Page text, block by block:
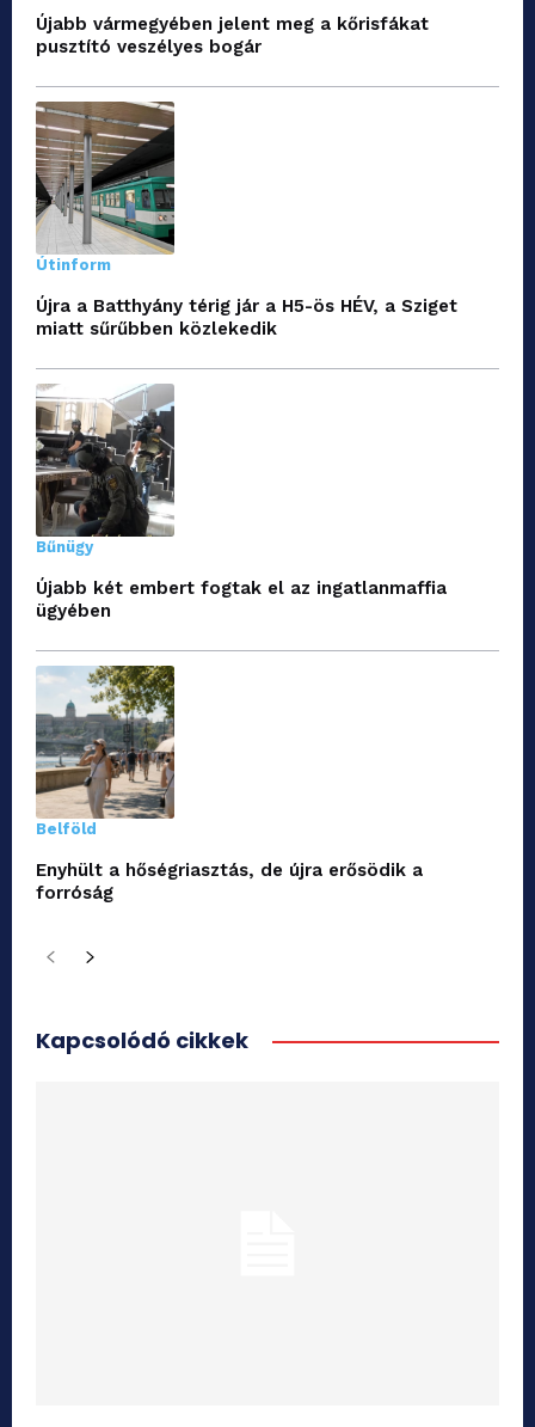
Újabb vármegyében jelent meg a kőrisfákat
pusztító veszélyes bogár
Útinform
Újra a Batthyány térig jár a H5-ös HÉV, a Sziget
miatt sűrűbben közlekedik
Bűnügy
Újabb két embert fogtak el az ingatlanmaffia
ügyében
Belföld
Enyhült a hőségriasztás, de újra erősödik a
forróság
Kapcsolódó cikkek